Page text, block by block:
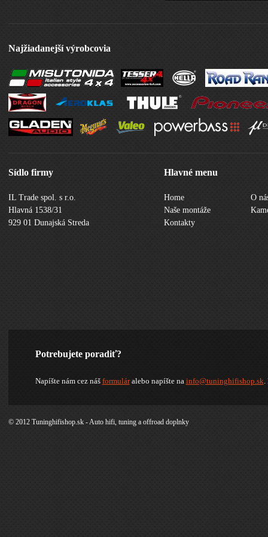
Najžiadanejší výrobcovia
Sídlo firmy
IL Trade spol. s r.o.
Hlavná 1538/31
929 01 Dunajská Streda
Hlavné menu
Home
O
Naše montáže
Kontakty
Potrebujete poradiť?
Napíšte nám cez náš formuláralebo napíšte na info@tuninghifishop.sk.
© 2012 Tuninghifishop.sk - Auto hifi, tuning a offroad doplnky